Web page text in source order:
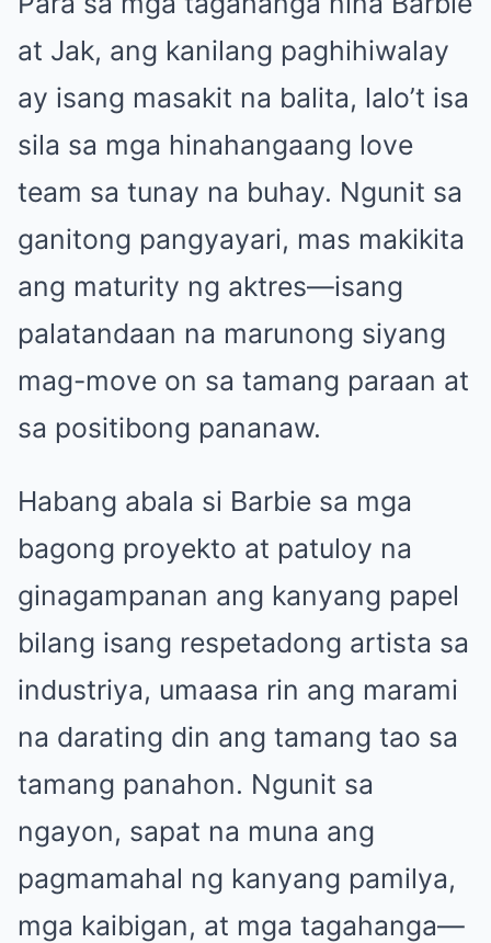
at Jak, ang kanilang paghihiwalay
ay isang masakit na balita, lalo’t isa
sila sa mga hinahangaang love
team sa tunay na buhay. Ngunit sa
ganitong pangyayari, mas makikita
ang maturity ng aktres—isang
palatandaan na marunong siyang
mag-move on sa tamang paraan at
sa positibong pananaw.
Habang abala si Barbie sa mga
bagong proyekto at patuloy na
ginagampanan ang kanyang papel
bilang isang respetadong artista sa
industriya, umaasa rin ang marami
na darating din ang tamang tao sa
tamang panahon. Ngunit sa
ngayon, sapat na muna ang
pagmamahal ng kanyang pamilya,
mga kaibigan, at mga tagahanga—